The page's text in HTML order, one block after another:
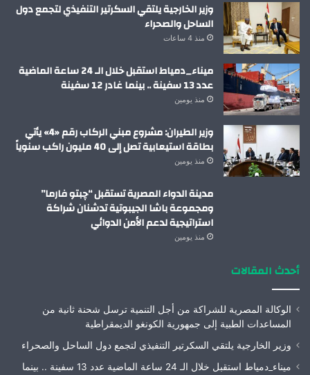
وزير الخارجية يلتقي السكرتير التنفيذي لتجمع دول
الساحل والصحراء
منذ 4 ساعات
ميناء_دمياط استقبل خلال الـ 24 ساعة الماضية
عدد 13 سفينة .. بينما غادر 12 سفينة
منذ يومين
وزير الطيران: مشروع مبني الركاب رقم «4» يأتي
بطاقة استيعابية تصل إلى 40 مليون راكب سنوياً
منذ يومين
مدينة الدواء المصرية تستقبل “چبتو فارما”
ومجموعة باشا الجيبوتية تدشنان شراكة
استراتيجية لدعم الأمن الدوائي
منذ يومين
أحدث المقالات
الوكالة المصرية للشراكة من أجل التنمية ترسل شحنة ثانية من
المساعدات الطبية إلى جمهورية الكونغو الديمقراطية
وزير الخارجية يلتقي السكرتير التنفيذي لتجمع دول الساحل والصحراء
ميناء_دمياط استقبل خلال الـ 24 ساعة الماضية عدد 13 سفينة .. بينما